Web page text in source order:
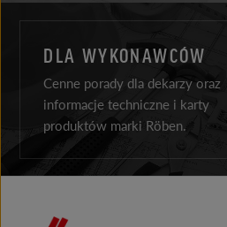
DLA WYKONAWCÓW
Cenne porady dla dekarzy oraz
informacje techniczne i karty
produktów marki Röben.